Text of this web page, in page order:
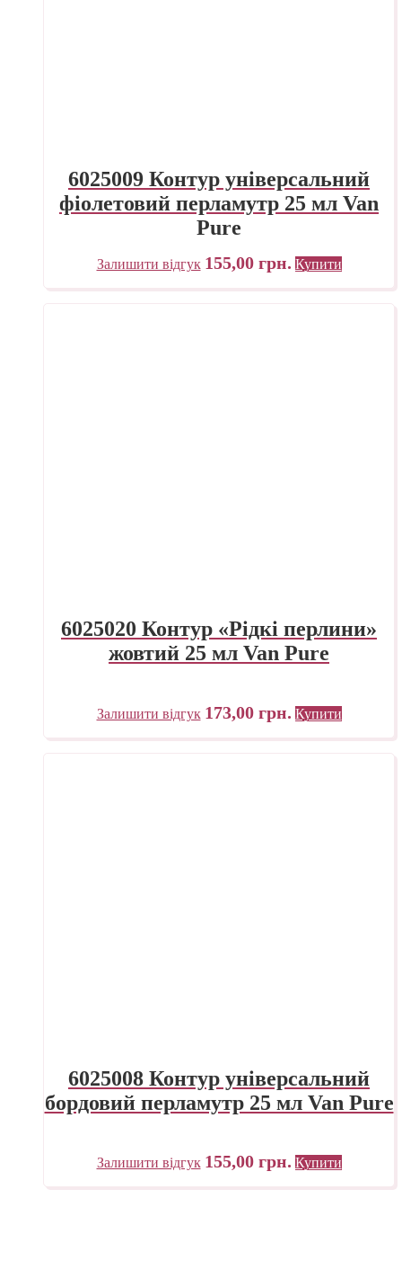
6025009 Контур універсальний
фіолетовий перламутр 25 мл Van
Pure
Залишити відгук 155,00 грн. Купити
6025020 Контур «Рідкі перлини»
жовтий 25 мл Van Pure
Залишити відгук 173,00 грн. Купити
6025008 Контур універсальний
бордовий перламутр 25 мл Van Pure
Залишити відгук 155,00 грн. Купити